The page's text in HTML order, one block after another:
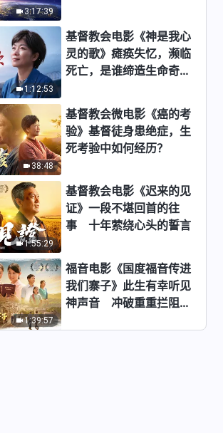
63
每日神话 - 神显现作工系列 选段
64
每日神话 - 神显现作工系列 选段
65
每日神话 - 神显现作工系列 选段
66
每日神话 - 神显现作工系列 选段
67
3:17:39
1:12:53
基督教会电影《神是我心
灵的歌》瘫痪失忆，濒临
死亡，是谁缔造生命奇
38:48
基督教会微电影《癌的考
验》基督徒身患绝症，生
死考验中如何经历？
1:55:29
基督教会电影《迟来的见
证》一段不堪回首的往
事 十年萦绕心头的誓言
1:39:57
福音电影《国度福音传进
我们寨子》此生有幸听见
神声音 冲破重重拦阻跟